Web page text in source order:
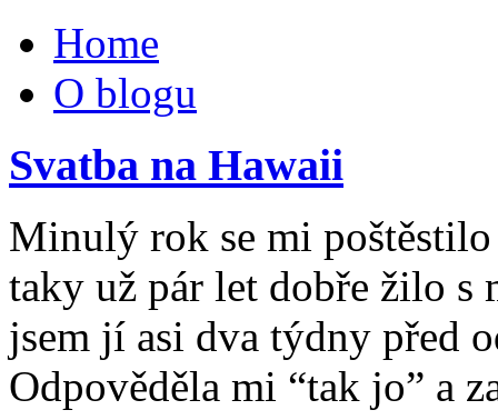
Home
O blogu
Svatba na Hawaii
Minulý rok se mi
taky už pár let dobře žilo
jsem jí asi dva týdny před
Odpověděla mi “tak jo” a